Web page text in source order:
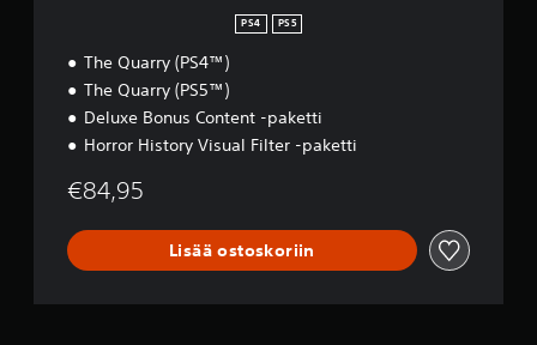
PS4 PS5
The Quarry (PS4™)
The Quarry (PS5™)
Deluxe Bonus Content -paketti
Horror History Visual Filter -paketti
€84,95
Lisää ostoskoriin